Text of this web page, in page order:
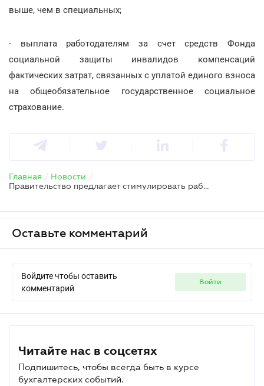
выше, чем в специальных;
- выплата работодателям за счет средств Фонда
социальной защиты инвалидов компенсаций
фактических затрат, связанных с уплатой единого взноса
на общеобязательное государственное социальное
страхование.
Главная / Новости /
Правительство предлагает стимулировать работодателей, принимающих на работу инвалидов
Оставьте комментарий
Войдите чтобы оставить
комментарий
войти
Читайте нас в соцсетях
Подпишитесь, чтобы всегда быть в курсе
бухгалтерских событий.